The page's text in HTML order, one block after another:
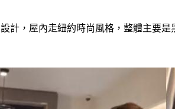
計，屋內走紐約時尚風格，整體主要